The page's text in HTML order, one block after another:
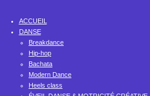
ACCUEIL
DANSE
Breakdance
Hip-hop
Bachata
Modern Dance
Heels class